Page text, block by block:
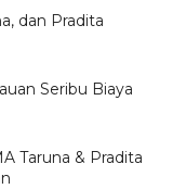
dan Pradita
Seribu Biaya
Taruna & Pradita